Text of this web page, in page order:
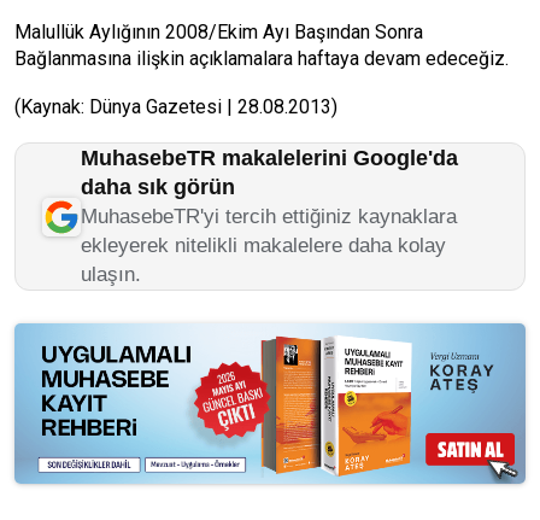
Malullük Aylığının 2008/Ekim Ayı Başından Sonra
Bağlanmasına ilişkin açıklamalara haftaya devam edeceğiz.
(Kaynak: Dünya Gazetesi | 28.08.2013)
MuhasebeTR makalelerini Google'da
daha sık görün
MuhasebeTR'yi tercih ettiğiniz kaynaklara
ekleyerek nitelikli makalelere daha kolay
ulaşın.